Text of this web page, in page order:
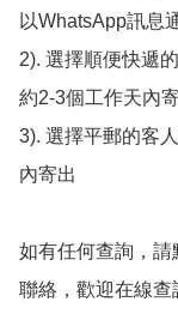
以WhatsApp訊息
2). 選擇順便快遞
約2-3個工作天內
3). 選擇平郵的客
內寄出
如有任何查詢，
聯絡，歡迎在線查